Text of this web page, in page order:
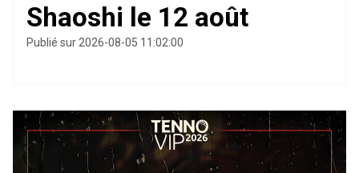
Shaoshi le 12 août
Publié sur 2026-08-05 11:02:00